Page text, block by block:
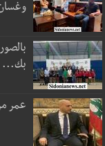
بك...
عمر